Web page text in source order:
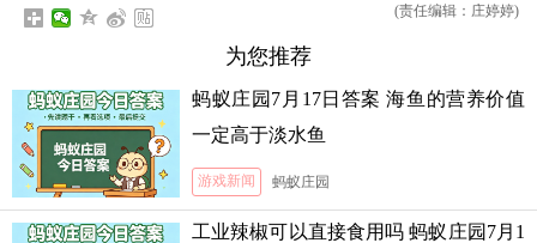
(责任编辑：庄婷婷)
为您推荐
蚂蚁庄园7月17日答案 海鱼的营养价值
一定高于淡水鱼
游戏新闻 蚂蚁庄园
工业辣椒可以直接食用吗 蚂蚁庄园7月1